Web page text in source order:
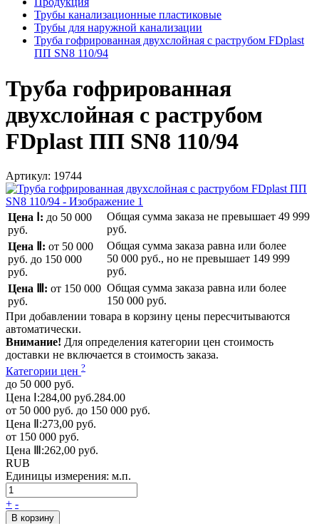
Трубы канализационные пластиковые
Трубы для наружной канализации
Труба гофрированная двухслойная с раструбом FDplast
ПП SN8 110/94
Труба гофрированная
двухслойная с раструбом
FDplast ПП SN8 110/94
Артикул: 19744
Цена Ⅰ: до 50 000
руб.
Общая сумма заказа не превышает 49 999
руб.
Цена Ⅱ: от 50 000
руб. до 150 000
руб.
Общая сумма заказа равна или более
50 000 руб., но не превышает 149 999
руб.
Цена Ⅲ: от 150 000
руб.
Общая сумма заказа равна или более
150 000 руб.
При добавлении товара в корзину цены пересчитываются
автоматически.
Внимание! Для определения категории цен стоимость
доставки не включается в стоимость заказа.
Категории цен ?
до 50 000 руб.
Цена Ⅰ:284,00 руб.284.00
от 50 000 руб. до 150 000 руб.
Цена Ⅱ:273,00 руб.
от 150 000 руб.
Цена Ⅲ:262,00 руб.
RUB
Единицы измерения: м.п.
+ -
В корзину